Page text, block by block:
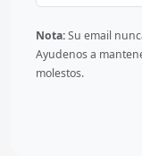
Nota:Su email
Ayudenos a
molestos.